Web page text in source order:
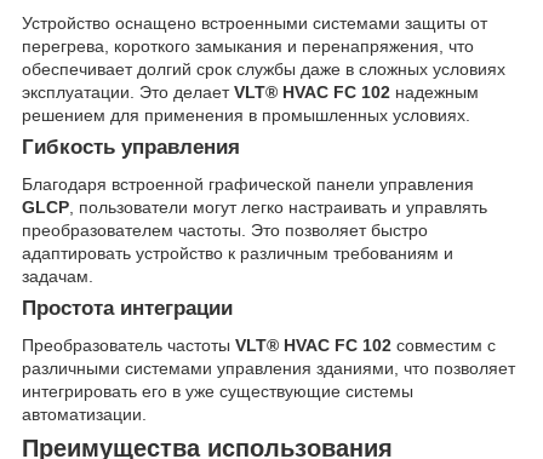
Устройство оснащено встроенными системами защиты от
перегрева, короткого замыкания и перенапряжения, что
обеспечивает долгий срок службы даже в сложных условиях
эксплуатации. Это делаетVLT® HVAC FC 102 надежным
решением для применения в промышленных условиях.
Гибкость управления
Благодаря встроенной графической панели управления
GLCP , пользователи могут легко настраивать и управлять
преобразователем частоты. Это позволяет быстро
адаптировать устройство к различным требованиям и
задачам.
Простота интеграции
Преобразователь частоты VLT® HVAC FC 102 совместим с
различными системами управления зданиями, что позволяет
интегрировать его в уже существующие системы
автоматизации.
Преимущества использования